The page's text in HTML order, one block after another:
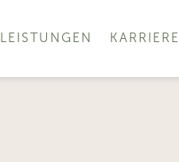
LEISTUNGEN KARRIERE